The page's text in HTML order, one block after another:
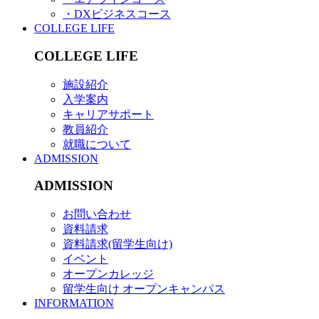
・DXビジネスコース
COLLEGE LIFE
COLLEGE LIFE
施設紹介
入学案内
キャリアサポート
教員紹介
就職について
ADMISSION
ADMISSION
お問い合わせ
資料請求
資料請求(留学生向け)
イベント
オープンカレッジ
留学生向け オープンキャンパス
INFORMATION